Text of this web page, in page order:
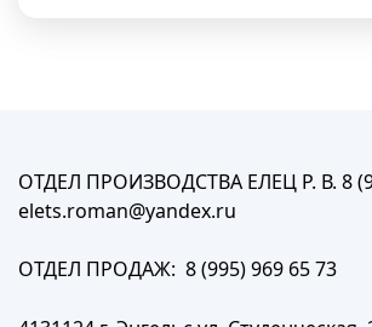
ОТДЕЛ ПРОИЗВОДСТВА ЕЛЕЦ Р. В. 8
elets.roman@yandex.ru
ОТДЕЛ ПРОДАЖ: 8 (995) 969 65 73